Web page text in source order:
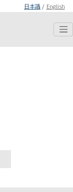
日本語 / English